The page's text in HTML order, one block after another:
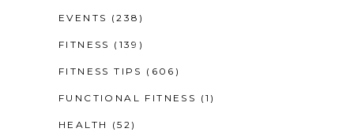
EVENTS (238)
FITNESS (139)
FITNESS TIPS (606)
FUNCTIONAL FITNESS (1)
HEALTH (52)